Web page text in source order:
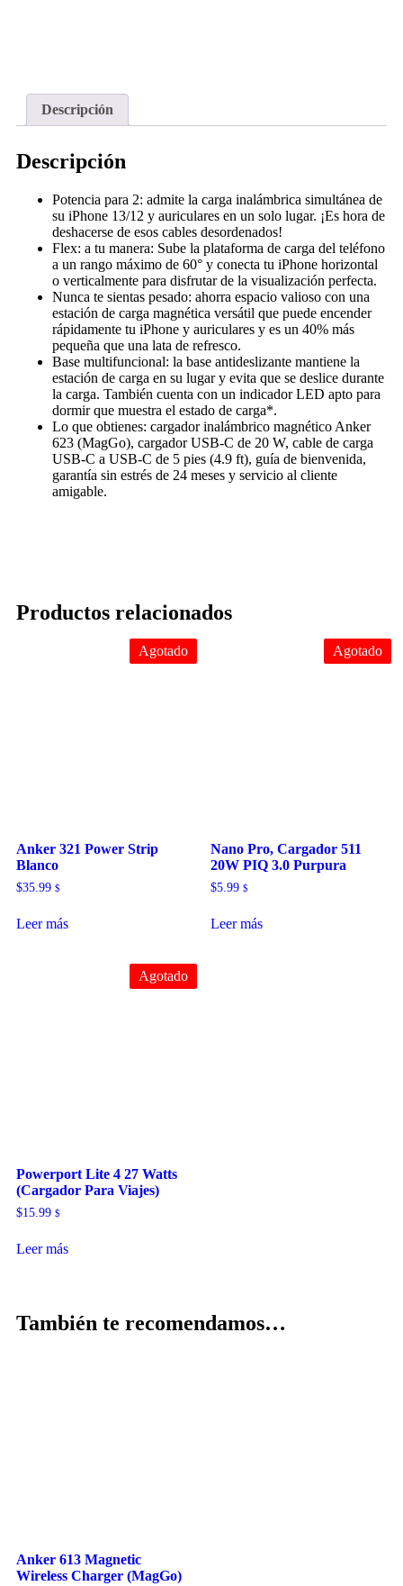
Descripción
Descripción
Potencia para 2: admite la carga inalámbrica simultánea de
su iPhone 13/12 y auriculares en un solo lugar. ¡Es hora de
deshacerse de esos cables desordenados!
Flex: a tu manera: Sube la plataforma de carga del teléfono
a un rango máximo de 60° y conecta tu iPhone horizontal
o verticalmente para disfrutar de la visualización perfecta.
Nunca te sientas pesado: ahorra espacio valioso con una
estación de carga magnética versátil que puede encender
rápidamente tu iPhone y auriculares y es un 40% más
pequeña que una lata de refresco.
Base multifuncional: la base antideslizante mantiene la
estación de carga en su lugar y evita que se deslice durante
la carga. También cuenta con un indicador LED apto para
dormir que muestra el estado de carga*.
Lo que obtienes: cargador inalámbrico magnético Anker
623 (MagGo), cargador USB-C de 20 W, cable de carga
USB-C a USB-C de 5 pies (4.9 ft), guía de bienvenida,
garantía sin estrés de 24 meses y servicio al cliente
amigable.
Productos relacionados
Agotado
Anker 321 Power Strip
Blanco
$35.99 $
Leer más
Agotado
Nano Pro, Cargador 511
20W PIQ 3.0 Purpura
$5.99 $
Leer más
Agotado
Powerport Lite 4 27 Watts
(Cargador Para Viajes)
$15.99 $
Leer más
También te recomendamos…
Anker 613 Magnetic
Wireless Charger (MagGo)